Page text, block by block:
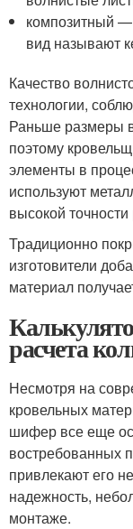
композитный —
вид называют
Качество
технологии,
Раньше размеры
поэтому
элементы в
используют
высокой
Традиционно
изготовители
материал
расчета
Несмотря на
кровельных
шифер все еще
востребованных
привлекают его
надежность,
монтаже.